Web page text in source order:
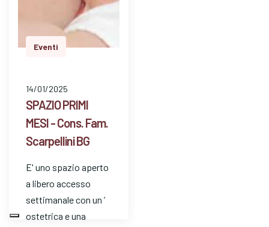
Eventi
14/01/2025
SPAZIO PRIMI
MESI - Cons. Fam.
Scarpellini BG
E' uno spazio aperto
a libero accesso
settimanale con un ’
ostetrica e una